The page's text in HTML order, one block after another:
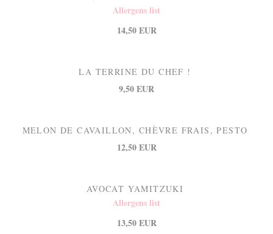
Allergens list
14,50 EUR
LA TERRINE DU CHEF !
9,50 EUR
MELON DE CAVAILLON, CHÈVRE FRAIS, PESTO
12,50 EUR
AVOCAT YAMITZUKI
Allergens list
13,50 EUR